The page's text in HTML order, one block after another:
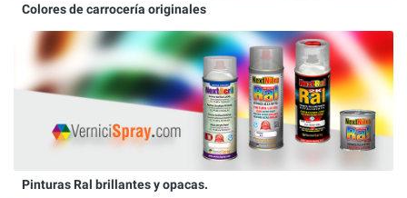
Colores de carrocería originales
Pinturas Ral brillantes y opacas.